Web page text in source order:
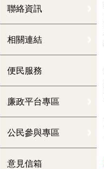
聯絡資訊
相關連結
便民服務
廉政平台專區
公民參與專區
意見信箱